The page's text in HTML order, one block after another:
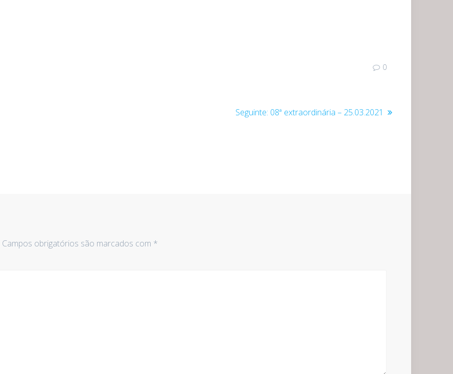
0
Seguinte: Post
08ª extraordinária – 25.03.2021
Campos obrigatórios são marcados com *